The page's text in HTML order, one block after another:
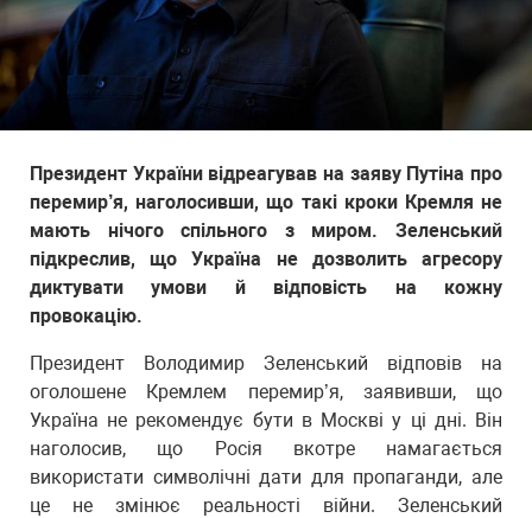
Президент України відреагував на заяву Путіна про
перемир’я, наголосивши, що такі кроки Кремля не
мають нічого спільного з миром. Зеленський
підкреслив, що Україна не дозволить агресору
диктувати умови й відповість на кожну
провокацію.
Президент Володимир Зеленський відповів на
оголошене Кремлем перемир’я, заявивши, що
Україна не рекомендує бути в Москві у ці дні. Він
наголосив, що Росія вкотре намагається
використати символічні дати для пропаганди, але
це не змінює реальності війни. Зеленський